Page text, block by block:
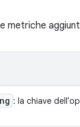
metriche
: la chiave